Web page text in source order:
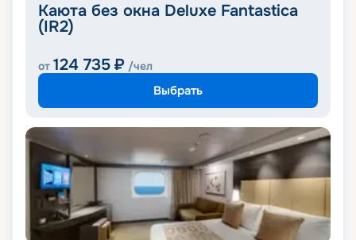
Каюта без окна Deluxe Fantastica
(IR2)
от 124 735 ₽ /чел
Выбрать